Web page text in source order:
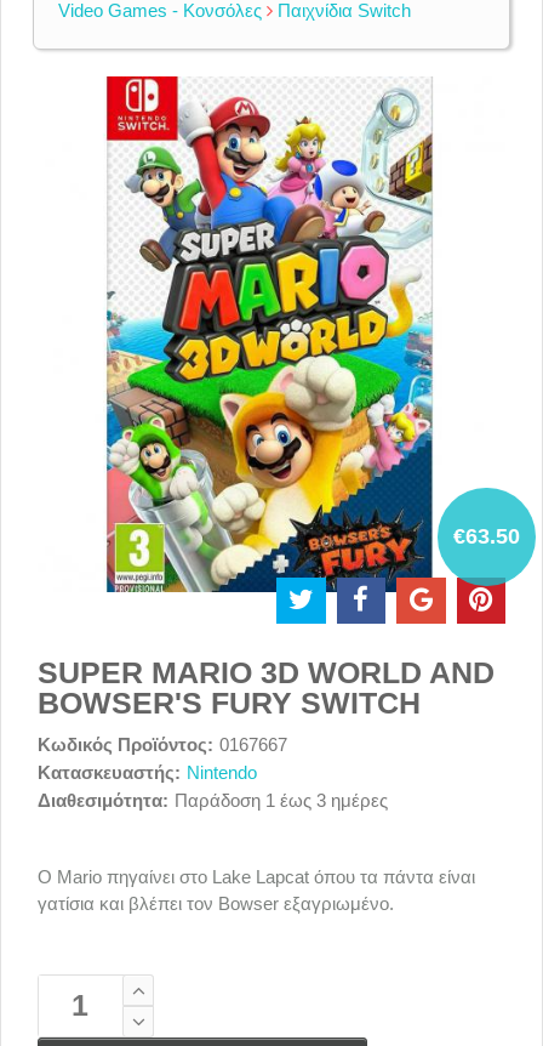
Video Games - Κονσόλες Παιχνίδια Switch
€63.50
SUPER MARIO 3D WORLD AND
BOWSER'S FURY SWITCH
Κωδικός Προϊόντος: 0167667
Κατασκευαστής: Nintendo
Διαθεσιμότητα: Παράδοση 1 έως 3 ημέρες
Ο Mario πηγαίνει στο Lake Lapcat όπου τα πάντα είναι
γατίσια και βλέπει τον Bowser εξαγριωμένο.